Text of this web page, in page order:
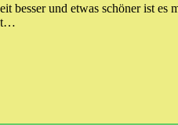
und etwas schöner ist es